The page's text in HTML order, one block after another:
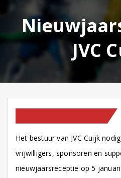
JVC
Het bestuur van JVC Cuijk
vrijwilligers, sponsoren en
nieuwjaarsreceptie op 5